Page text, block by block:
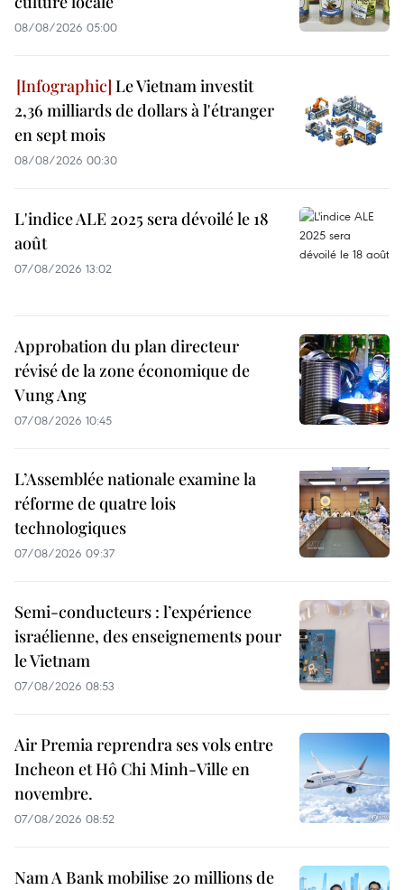
08/08/2026 05:00
Le Vietnam investit
2,36 milliards de dollars à l'étranger
en sept mois
08/08/2026 00:30
L'indice ALE 2025 sera dévoilé le 18
août
07/08/2026 13:02
Approbation du plan directeur
révisé de la zone économique de
Vung Ang
07/08/2026 10:45
L’Assemblée nationale examine la
réforme de quatre lois
technologiques
07/08/2026 09:37
Semi-conducteurs : l’expérience
israélienne, des enseignements pour
le Vietnam
07/08/2026 08:53
Air Premia reprendra ses vols entre
Incheon et Hô Chi Minh-Ville en
novembre.
07/08/2026 08:52
Nam A Bank mobilise 20 millions de